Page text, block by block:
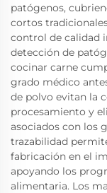
patógenos,
cortos
control de calidad
detección de
cocinar carne
grado médico
de polvo evitan la
procesamiento y
asociados con los
trazabilidad
fabricación en el
apoyando los
alimentaria. Los